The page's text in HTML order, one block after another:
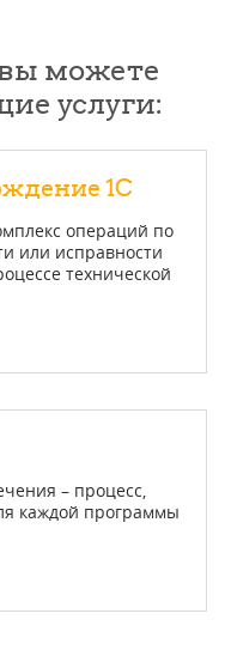
можете
услуги:
1С
операций по
или исправности
технической
– процесс,
каждой программы